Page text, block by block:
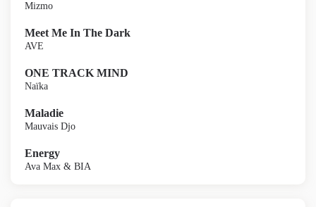
Mizmo
Meet Me In The Dark
AVE
ONE TRACK MIND
Naïka
Maladie
Mauvais Djo
Energy
Ava Max & BIA